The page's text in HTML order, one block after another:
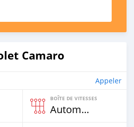
Camaro
Appeler
BOÎTE DE VITESSES
Automatique